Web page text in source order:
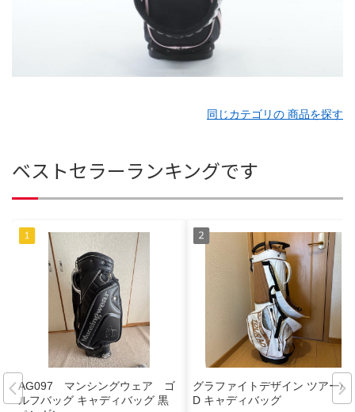
同じカテゴリの 商品を探す
ベストセラーランキングです
AG097 マンシングウェア ゴ
ルフバッグ キャディバッグ 黒
グラファイトデザイン ツアーA
D キャディバッグ